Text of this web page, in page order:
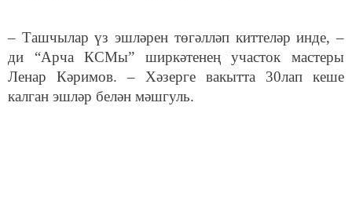
– Ташчылар үз эшләрен төгәлләп киттеләр инде, –
ди “Арча КСМы” ширкәтенең участок мастеры
Ленар Кәримов. – Хәзерге вакытта 30лап кеше
калган эшләр белән мәшгуль.